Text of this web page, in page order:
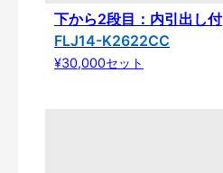
下から2段目：内引出し付
FLJ14-K2622CC
¥30,000セット